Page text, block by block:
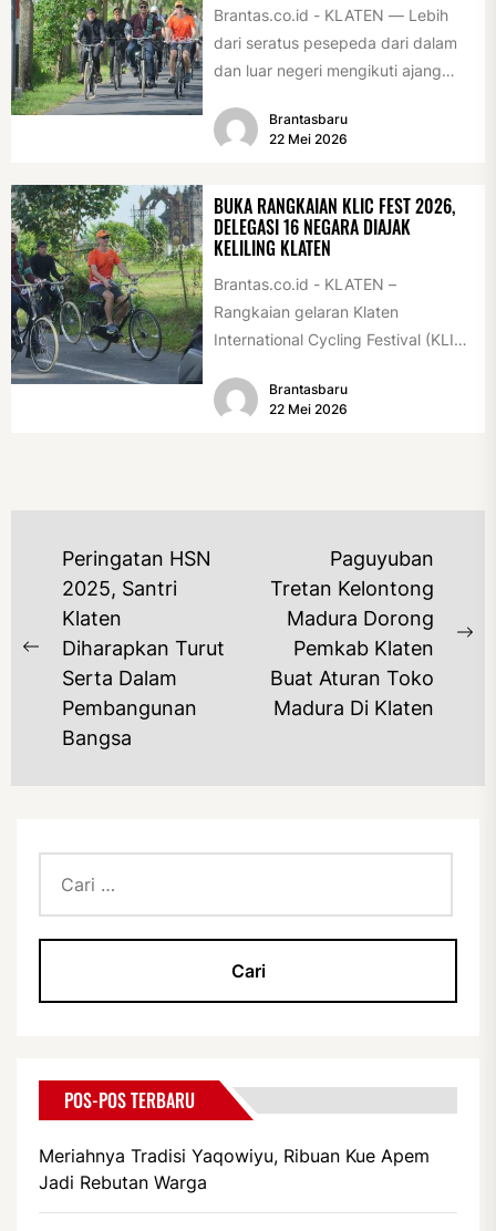
Brantas.co.id - KLATEN — Lebih
dari seratus pesepeda dari dalam
dan luar negeri mengikuti ajang
Association Rally...
Brantasbaru
22 Mei 2026
BUKA RANGKAIAN KLIC FEST 2026,
DELEGASI 16 NEGARA DIAJAK
KELILING KLATEN
Brantas.co.id - KLATEN –
Rangkaian gelaran Klaten
International Cycling Festival (KLIC
(17/5/2026). Rangkaian kegiatan
Brantasbaru
22 Mei 2026
NAVIGASI
POS
Previous
post:
Peringatan HSN
2025, Santri
Klaten
Diharapkan Turut
Serta Dalam
Pembangunan
Bangsa
Paguyuban
Tretan Kelontong
Madura Dorong
Pemkab Klaten
Buat Aturan Toko
Madura Di Klaten
untuk:
POS-POS TERBARU
Meriahnya Tradisi Yaqowiyu, Ribuan Kue Apem
Jadi Rebutan Warga